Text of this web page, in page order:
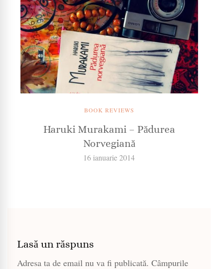
BOOK REVIEWS
Haruki Murakami – Pădurea
Norvegiană
16 ianuarie 2014
Lasă un răspuns
Adresa ta de email nu va fi publicată. Câmpurile